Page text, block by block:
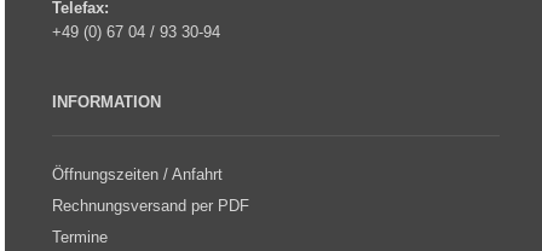
Telefax:
+49 (0) 67 04 / 93 30-94
INFORMATION
Öffnungszeiten / Anfahrt
Rechnungsversand per PDF
Termine